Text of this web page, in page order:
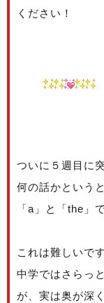
ください！
ついに５週目に
何の話かという
「a」と「the」
これは難しいです
中学ではさらっ
が、実は奥が深